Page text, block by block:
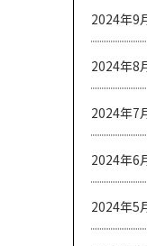
2024年9
2024年8
2024年7
2024年6
2024年5